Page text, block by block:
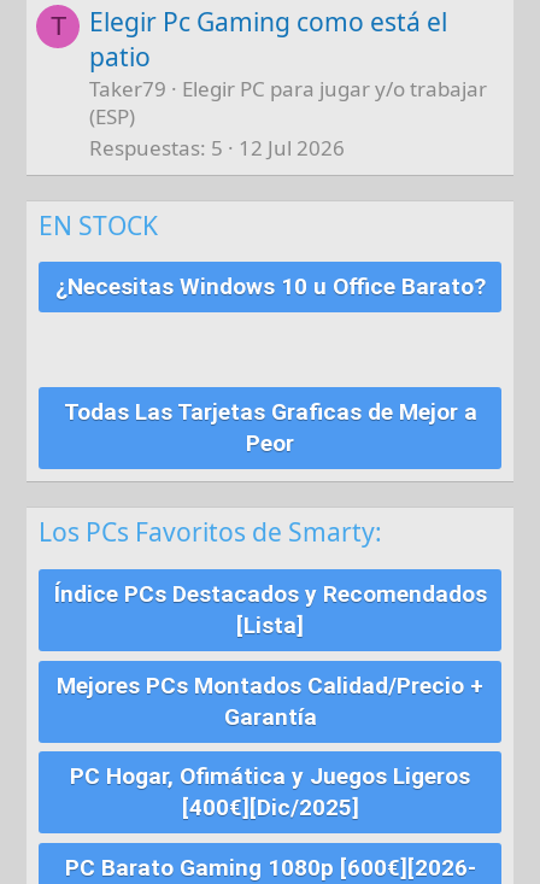
T
Elegir Pc Gaming como está el
patio
Taker79
Elegir PC para jugar y/o trabajar
(ESP)
Respuestas 5 12 Jul 2026
EN STOCK
¿Necesitas Windows 10 u Office Barato?
Todas Las Tarjetas Graficas de Mejor a
Peor
Los PCs Favoritos de Smarty:
Índice PCs Destacados y Recomendados
[Lista]
Mejores PCs Montados Calidad/Precio +
Garantía
PC Hogar, Ofimática y Juegos Ligeros
[400€][Dic/2025]
PC Barato Gaming 1080p [600€][2026-